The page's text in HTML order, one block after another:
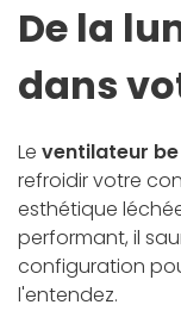
De la
dans
Le ventilateur be
refroidir votre
esthétique léchée
performant, il
configuration
l'entendez.